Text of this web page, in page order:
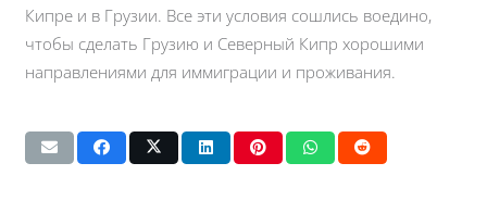
Кипре и в Грузии. Все эти условия сошлись воедино,
чтобы сделать Грузию и Северный Кипр хорошими
направлениями для иммиграции и проживания.